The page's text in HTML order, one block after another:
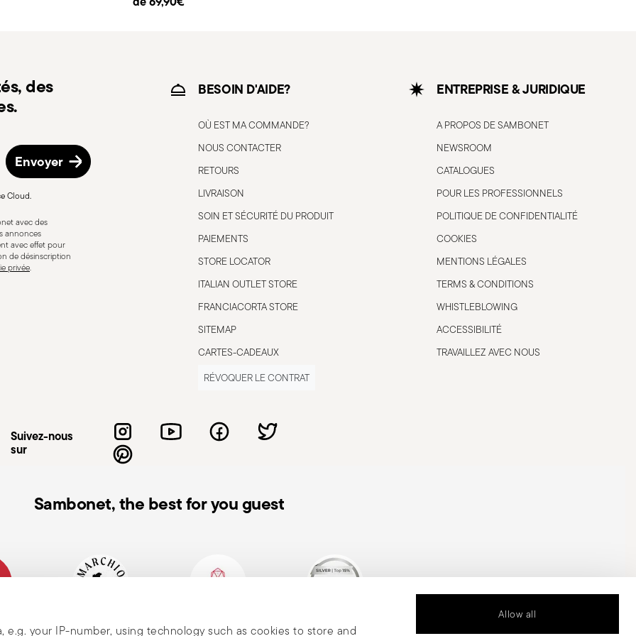
e.g. your IP-number, using technology such as cookies to store and
Allow all
avec soin. Ci-dessous, des indications
chaque couvert est conçu pour un
Intégrité: vérifiez que les
Entretien et nettoyage: suivez
des surfaces où ils pourraient tomber
des
Envoyer
Cloud.
avec des
annonces
avec effet pour
de désinscription
privée.
BESOIN D'AIDE?
OÙ EST MA COMMANDE?
NOUS CONTACTER
RETOURS
LIVRAISON
SOIN ET SÉCURITÉ DU PRODUIT
PAIEMENTS
STORE LOCATOR
ITALIAN OUTLET STORE
FRANCIACORTA STORE
SITEMAP
CARTES-CADEAUX
ENTREPRISE & JURIDIQUE
A PROPOS DE SAMBONET
NEWSROOM
CATALOGUES
POUR LES PROFESSIONNELS
POLITIQUE DE CONFIDENTIALITÉ
COOKIES
MENTIONS LÉGALES
TERMS & CONDITIONS
WHISTLEBLOWING
ACCESSIBILITÉ
TRAVAILLEZ AVEC NOUS
RÉVOQUER LE CONTRAT
Suivez-nous
sur
Sambonet, the best for you guest
Marque historique,
Member of Altagamma Ecovadis Silver Medal